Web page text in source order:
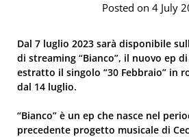
Posted on 4 July
Dal 7 luglio 2023 sarà disponibile
di streaming “Bianco”, il nuovo ep
estratto il singolo “30 Febbraio” in
dal 14 luglio.
“Bianco” è un ep che nasce nel
precedente progetto musicale di